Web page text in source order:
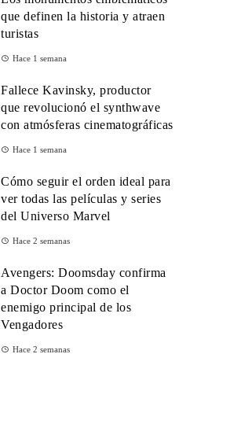
que definen la historia y atraen
turistas
Hace 1 semana
Fallece Kavinsky, productor
que revolucionó el synthwave
con atmósferas cinematográficas
Hace 1 semana
Cómo seguir el orden ideal para
ver todas las películas y series
del Universo Marvel
Hace 2 semanas
Avengers: Doomsday confirma
a Doctor Doom como el
enemigo principal de los
Vengadores
Hace 2 semanas